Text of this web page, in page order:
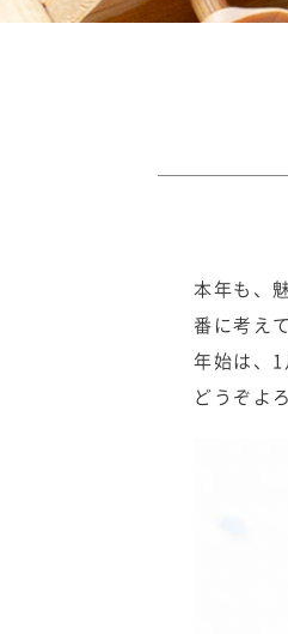
本年も、
番に考え
年始は、1
どうぞよ